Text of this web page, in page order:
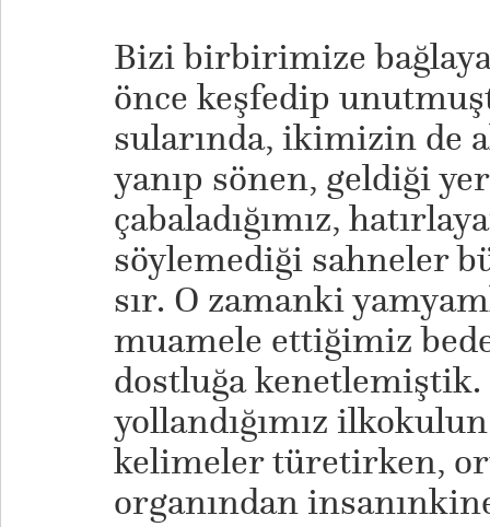
Bizi birbirimize
önce keşfedip
sularında, ikimizin de
yanıp sönen, geldiği
çabaladığımız,
söylemediği sahneler
sır. O zamanki
muamele ettiğimiz
dostluğa
yollandığımız
kelimeler türetirken,
organından